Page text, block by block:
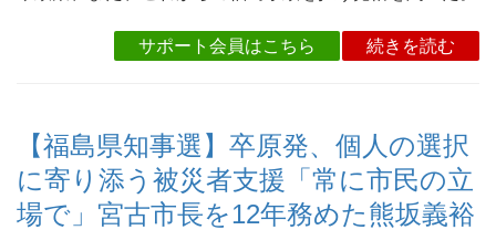
サポート会員はこちら 続きを読む
【福島県知事選】卒原発、個人の選択
に寄り添う被災者支援「常に市民の立
場で」宮古市長を12年務めた熊坂義裕